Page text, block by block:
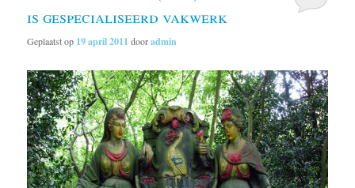
is gespecialiseerd vakwerk
Geplaatst op 19 april 2011 dooradmin